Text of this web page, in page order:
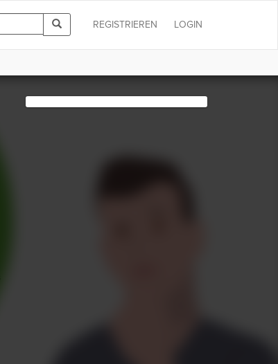
LOGIN
REGISTRIEREN